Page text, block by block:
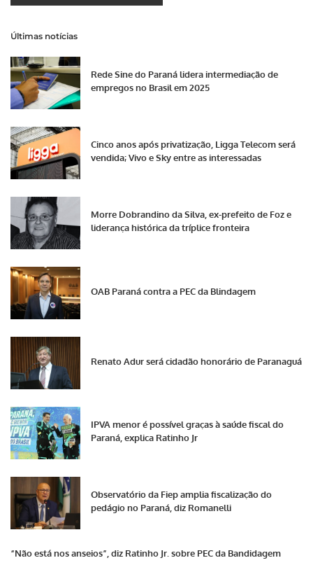
Últimas notícias
Rede Sine do Paraná lidera intermediação de
empregos no Brasil em 2025
Cinco anos após privatização, Ligga Telecom será
vendida; Vivo e Sky entre as interessadas
Morre Dobrandino da Silva, ex-prefeito de Foz e
liderança histórica da tríplice fronteira
OAB Paraná contra a PEC da Blindagem
Renato Adur será cidadão honorário de Paranaguá
IPVA menor é possível graças à saúde fiscal do
Paraná, explica Ratinho Jr
Observatório da Fiep amplia fiscalização do
pedágio no Paraná, diz Romanelli
“Não está nos anseios”, diz Ratinho Jr. sobre PEC da Bandidagem